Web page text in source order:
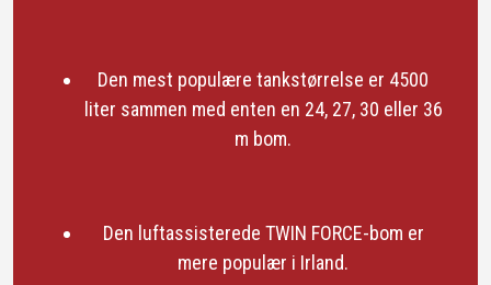
Den mest populære tankstørrelse er 4500
liter sammen med enten en 24, 27, 30 eller 36
m bom.
Den luftassisterede TWIN FORCE-bom er
mere populær i Irland.